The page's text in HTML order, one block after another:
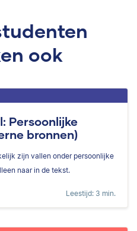
ook
Persoonlijke
bronnen)
zijn vallen onder persoonlijke
naar in de tekst.
Leestijd: 3 min.